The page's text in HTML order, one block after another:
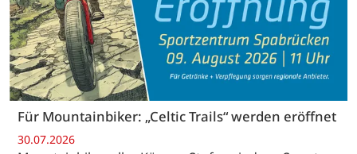
Für Mountainbiker: „Celtic Trails“ werden eröffnet
30.07.2026